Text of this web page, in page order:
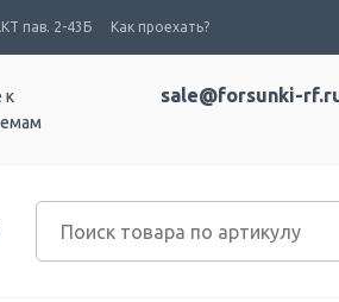
пав. 2-43Б Как проехать?
к
sale@forsunki-